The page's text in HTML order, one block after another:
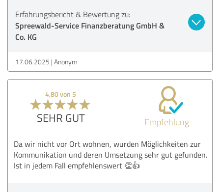
Erfahrungsbericht & Bewertung zu:
Spreewald-Service Finanzberatung GmbH &
Co. KG
17.06.2025 Anonym
4,80 von 5
SEHR GUT Empfehlung
Da wir nicht vor Ort wohnen, wurden Möglichkeiten zur
Kommunikation und deren Umsetzung sehr gut gefunden.
Ist in jedem Fall empfehlenswert 👏👍